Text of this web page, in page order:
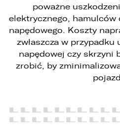
poważne
elektrycznego, hamulców
napędowego. Koszty
zwłaszcza w
napędowej czy skrzyni
zrobić, by